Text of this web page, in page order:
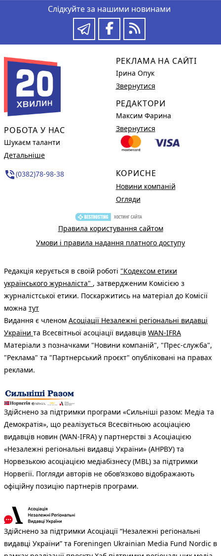
Слідкуйте за нашими новинами
РОБОТА У НАС
Шукаєм таланти
Детальніше
phone_in_talk(0382)78-98-38
РЕКЛАМА НА САЙТІ
Ірина Опук
Звернутися
РЕДАКТОРИ
Максим Фарина
Звернутися
КОРИСНЕ
Новини компаній
Огляди
Правила користування сайтом
Умови і правила надання платного доступу
Редакція керується в своїй роботі "Кодексом етики
українського журналіста" , затвердженим Комісією з
журналістської етики. Поскаржитись на матеріал до Комісії
можна тут
Видання є членом Асоціації Незалежні регіональні видавці
України та Всесвітньої асоціації видавців WAN-IFRA
Матеріали з позначками "Новини компаній", "Прес-служба",
"Реклама" та "Партнерський проєкт" опубліковані на правах
реклами.
Здійснено за підтримки програми «Сильніші разом: Медіа та
Демократія», що реалізується Всесвітньою асоціацією
видавців новин (WAN-IFRA) у партнерстві з Асоціацією
«Незалежні регіональні видавці України» (АНРВУ) та
Норвезькою асоціацією медіабізнесу (MBL) за підтримки
Норвегії. Погляди авторів не обов’язково відображають
офіційну позицію партнерів програми.
Здійснено за підтримки Асоціації “Незалежні регіональні
видавці України” та Foreningen Ukrainian Media Fund Nordic в